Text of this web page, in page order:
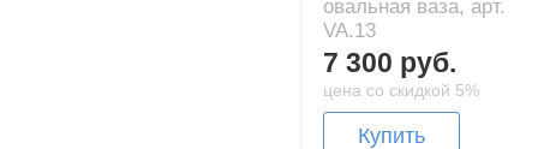
овальная ваза, арт.
VA.13
7 300 руб.
цена со скидкой 5%
Купить